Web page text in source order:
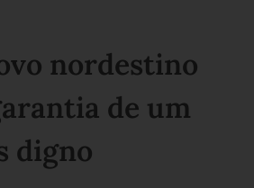
nordestino
de um
digno